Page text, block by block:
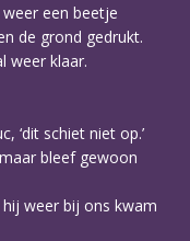
een beetje
de grond gedrukt.
weer klaar.
‘dit schiet niet op.’
maar bleef gewoon
weer bij ons kwam